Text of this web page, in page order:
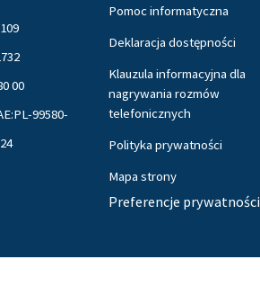
00
99580-
Pomoc informatyczna
Deklaracja dostępności
Klauzula informacyjna dla
nagrywania rozmów
telefonicznych
Polityka prywatności
Mapa strony
Preferencje prywatności